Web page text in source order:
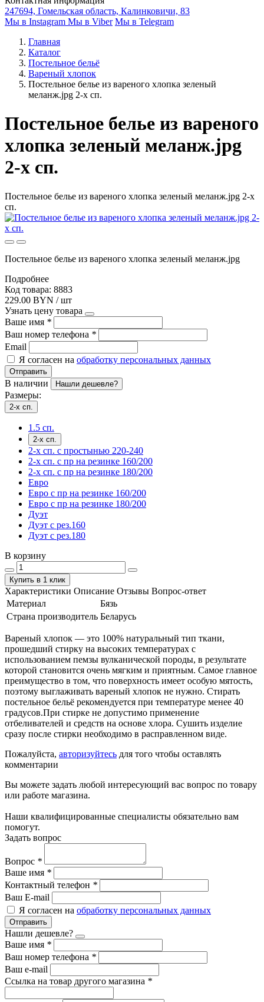
247694, Гомельская область, Калинковичи, 83
Мы в Instagram Мы в Viber Мы в Telegram
Главная
Каталог
Постельное бельё
Вареный хлопок
Постельное белье из вареного хлопка зеленый
меланж.jpg 2-х сп.
Постельное белье из вареного
хлопка зеленый меланж.jpg
2-х сп.
Постельное белье из вареного хлопка зеленый меланж.jpg 2-х
сп.
Постельное белье из вареного хлопка зеленый меланж.jpg
Подробнее
Код товара: 8883
229.00 BYN / шт
Узнать цену товара
Ваше имя *
Ваш номер телефона *
Email
Я согласен на обработку персональных данных
Отправить
В наличии Нашли дешевле?
Размеры:
2-х сп.
1.5 сп.
2-х сп.
2-х сп. с простынью 220-240
2-х сп. с пр на резинке 160/200
2-х сп. с пр на резинке 180/200
Евро
Евро с пр на резинке 160/200
Евро с пр на резинке 180/200
Дуэт
Дуэт с рез.160
Дуэт с рез.180
В корзину
Купить в 1 клик
Характеристики Описание Отзывы Вопрос-ответ
Материал
Бязь
Страна производитель Беларусь
Вареный хлопок — это 100% натуральный тип ткани,
прошедший стирку на высоких температурах с
использованием пемзы вулканической породы, в результате
которой становится очень мягким и приятным. Самое главное
преимущество в том, что поверхность имеет особую мятость,
поэтому выглаживать вареный хлопок не нужно. Стирать
постельное бельё рекомендуется при температуре менее 40
градусов.При стирке не допустимо применение
отбеливателей и средств на основе хлора. Сушить изделие
сразу после стирки необходимо в расправленном виде.
Пожалуйста, авторизуйтесь для того чтобы оставлять
комментарии
Вы можете задать любой интересующий вас вопрос по товару
или работе магазина.
Наши квалифицированные специалисты обязательно вам
помогут.
Задать вопрос
Вопрос *
Ваше имя *
Контактный телефон *
Ваш E-mail
Я согласен на обработку персональных данных
Отправить
Нашли дешевле?
Ваше имя *
Ваш номер телефона *
Ваш e-mail
Ссылка на товар другого магазина *